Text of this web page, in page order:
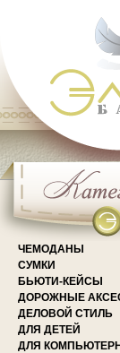
ЧЕМОДАНЫ
СУМКИ
БЬЮТИ-КЕЙСЫ
ДОРОЖНЫЕ
ДЕЛОВОЙ СТИЛЬ
ДЛЯ ДЕТЕЙ
ДЛЯ